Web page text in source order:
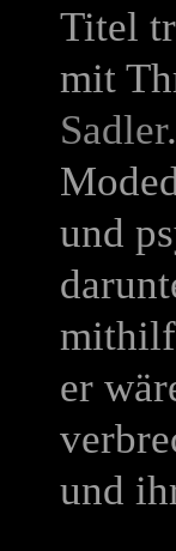
Titel
mit
Sadler
und
er
und